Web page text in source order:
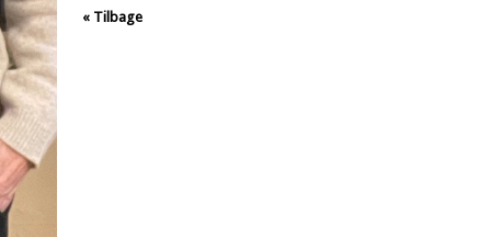
« Tilbage